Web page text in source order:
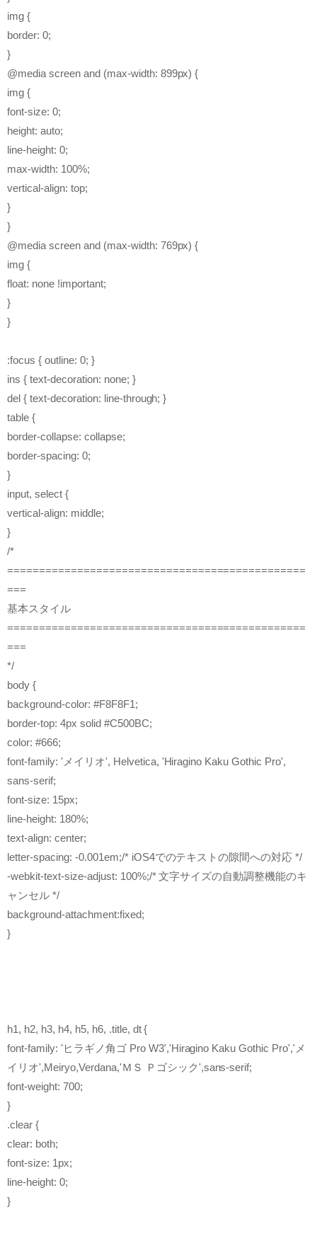
img {
border: 0;
}
@media screen and (max-width: 899px) {
img {
font-size: 0;
height: auto;
line-height: 0;
max-width: 100%;
vertical-align: top;
}
}
@media screen and (max-width: 769px) {
img {
float: none !important;
}
}
:focus { outline: 0; }
ins { text-decoration: none; }
del { text-decoration: line-through; }
table {
border-collapse: collapse;
border-spacing: 0;
}
input, select {
vertical-align: middle;
}
/*
===============================================
===
基本スタイル
===============================================
===
*/
body {
background-color: #F8F8F1;
border-top: 4px solid #C500BC;
color: #666;
font-family: 'メイリオ', Helvetica, 'Hiragino Kaku Gothic Pro',
sans-serif;
font-size: 15px;
line-height: 180%;
text-align: center;
letter-spacing: -0.001em;/* iOS4でのテキストの隙間への対応 */
-webkit-text-size-adjust: 100%;/* 文字サイズの自動調整機能のキ
ャンセル */
background-attachment:fixed;
}
h1, h2, h3, h4, h5, h6, .title, dt {
font-family: 'ヒラギノ角ゴ Pro W3','Hiragino Kaku Gothic Pro','メ
イリオ',Meiryo,Verdana,'ＭＳ Ｐゴシック',sans-serif;
font-weight: 700;
}
.clear {
clear: both;
font-size: 1px;
line-height: 0;
}